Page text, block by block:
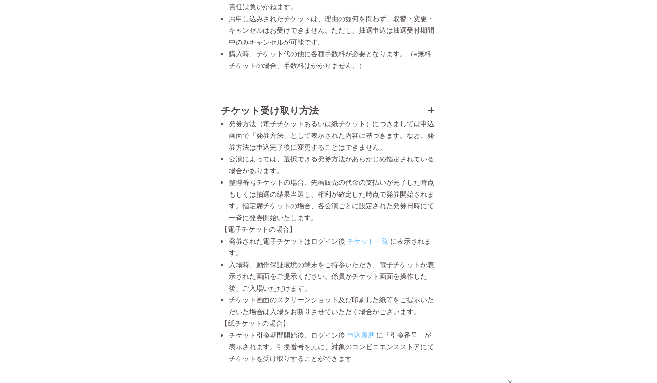
責任は負いかねます。
お申し込みされたチケットは、理由の如何を問わず、取替・変更・
キャンセルはお受けできません。ただし、抽選申込は抽選受付期間
中のみキャンセルが可能です。
購入時、チケット代の他に各種手数料が必要となります。（※無料
チケットの場合、手数料はかかりません。）
チケット受け取り方法
発券方法（電子チケットあるいは紙チケット）につきましては申込
画面で「発券方法」として表示された内容に基づきます。なお、発
券方法は申込完了後に変更することはできません。
公演によっては、選択できる発券方法があらかじめ指定されている
場合があります。
整理番号チケットの場合、先着販売の代金の支払いが完了した時点
もしくは抽選の結果当選し、権利が確定した時点で発券開始されま
す。指定席チケットの場合、各公演ごとに設定された発券日時にて
一斉に発券開始いたします。
【電子チケットの場合】
発券された電子チケットはログイン後 チケット一覧 に表示されま
す。
入場時、動作保証環境の端末をご持参いただき、電子チケットが表
示された画面をご提示ください。係員がチケット画面を操作した
後、ご入場いただけます。
チケット画面のスクリーンショット及び印刷した紙等をご提示いた
だいた場合は入場をお断りさせていただく場合がございます。
【紙チケットの場合】
チケット引換期間開始後、ログイン後 申込履歴 に「引換番号」が
表示されます。引換番号を元に、対象のコンビニエンスストアにて
チケットを受け取りすることができます